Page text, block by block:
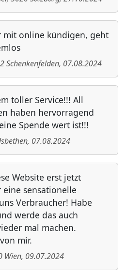
mit online kündigen, geht
Schenkenfelden, 07.08.2024
toller Service!!! All
haben hervorragend
Spende wert ist!!!
, 07.08.2024
Website erst jetzt
eine sensationelle
Verbraucher! Habe
werde das auch
mal machen.
mir.
Wien, 09.07.2024